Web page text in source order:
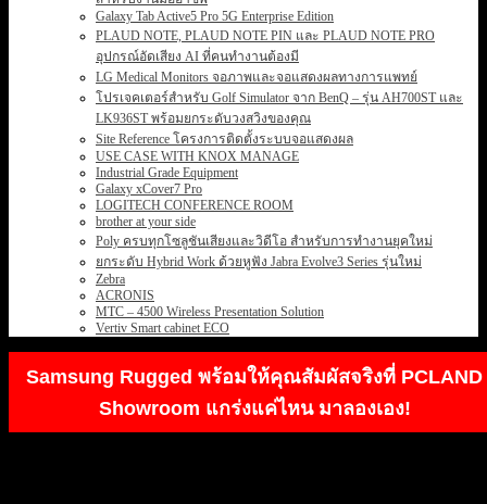
Galaxy Tab Active5 Pro 5G Enterprise Edition
PLAUD NOTE, PLAUD NOTE PIN และ PLAUD NOTE PRO
อุปกรณ์อัดเสียง AI ที่คนทำงานต้องมี
LG Medical Monitors จอภาพและจอแสดงผลทางการแพทย์
โปรเจคเตอร์สำหรับ Golf Simulator จาก BenQ – รุ่น AH700ST และ
LK936ST พร้อมยกระดับวงสวิงของคุณ
Site Reference โครงการติดตั้งระบบจอแสดงผล
USE CASE WITH KNOX MANAGE
Industrial Grade Equipment
Galaxy xCover7 Pro
LOGITECH CONFERENCE ROOM
brother at your side
Poly ครบทุกโซลูชันเสียงและวิดีโอ สำหรับการทำงานยุคใหม่
ยกระดับ Hybrid Work ด้วยหูฟัง Jabra Evolve3 Series รุ่นใหม่
Zebra
ACRONIS
MTC – 4500 Wireless Presentation Solution
Vertiv Smart cabinet ECO
Samsung Rugged พร้อมให้คุณสัมผัสจริงที่ PCLAND
Showroom แกร่งแค่ไหน มาลองเอง!